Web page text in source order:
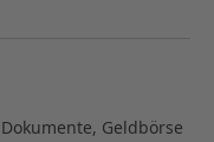
Geldbörse